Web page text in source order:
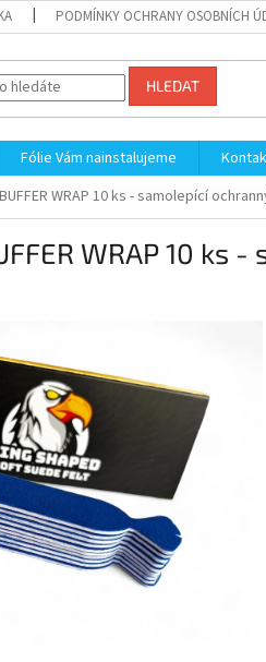
PODMÍNKY OCHRANY OSOBNÍCH
HLEDAT
Fólie Vám nainstalujeme
WRAP 10 ks - samolepící
WRAP 10 ks